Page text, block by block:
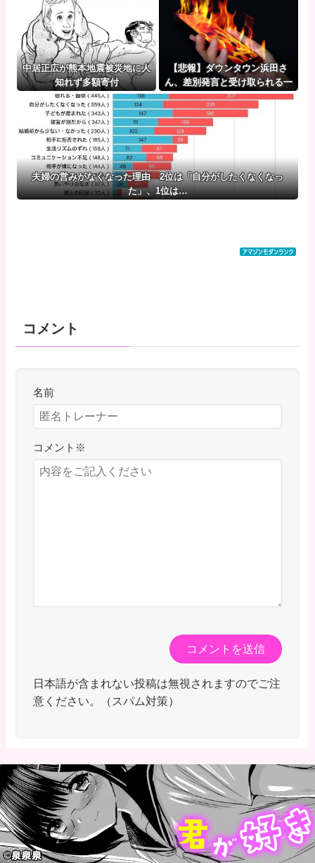
中居正広が熊本地震被災地に人
知れず多額寄付
【悲報】ダウンタウン浜田さ
ん、差別発言と受け取られる一
言で炎上ｗｗｗｗ
夫婦の営みがなくなった理由 2位は「自分がしたくなくなっ
た」、1位は…
コメント
名前
コメント ※
日本語が含まれない投稿は無視されますのでご注
意ください。（スパム対策）
最近のコメント